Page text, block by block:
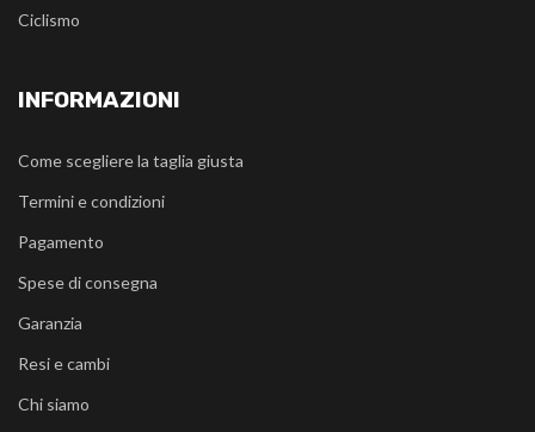
Ciclismo
INFORMAZIONI
Come scegliere la taglia giusta
Termini e condizioni
Pagamento
Spese di consegna
Garanzia
Resi e cambi
Chi siamo